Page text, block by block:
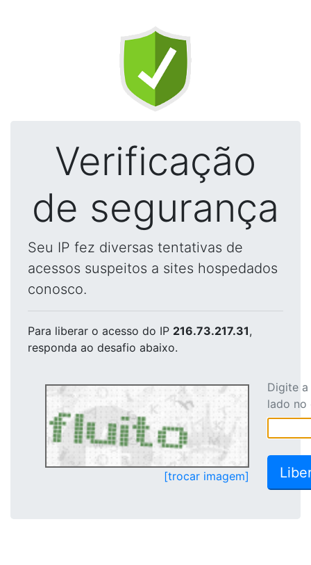
Verificação
de segurança
Seu IP fez diversas tentativas de
acessos suspeitos a sites hospedados
conosco.
Para liberar o acesso do IP 216.73.217.31,
responda ao desafio abaixo.
[trocar imagem]
Digite
lado no